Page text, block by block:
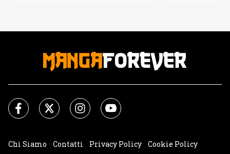
Chi Siamo Contatti Privacy Policy
Cookie Policy